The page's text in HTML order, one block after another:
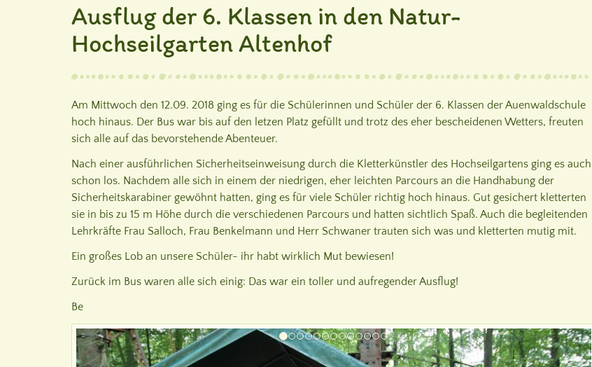
Ausflug der 6. Klassen in den Natur-
Hochseilgarten Altenhof
Am Mittwoch den 12.09. 2018 ging es für die Schülerinnen und Schüler der 6. Klassen der Auenwaldschule
hoch hinaus. Der Bus war bis auf den letzen Platz gefüllt und trotz des eher bescheidenen Wetters, freuten
sich alle auf das bevorstehende Abenteuer.
Nach einer ausführlichen Sicherheitseinweisung durch die Kletterkünstler des Hochseilgartens ging es auch
schon los. Nachdem alle sich in einem der niedrigen, eher leichten Parcours an die Handhabung der
Sicherheitskarabiner gewöhnt hatten, ging es für viele Schüler richtig hoch hinaus. Gut gesichert kletterten
sie in bis zu 15 m Höhe durch die verschiedenen Parcours und hatten sichtlich Spaß. Auch die begleitenden
Lehrkräfte Frau Salloch, Frau Benkelmann und Herr Schwaner trauten sich was und kletterten mutig mit.
Ein großes Lob an unsere Schüler- ihr habt wirklich Mut bewiesen!
Zurück im Bus waren alle sich einig: Das war ein toller und aufregender Ausflug!
Be